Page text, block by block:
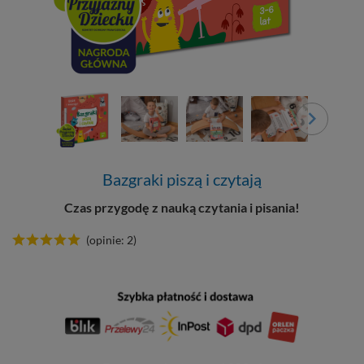
Bazgraki piszą i czytają
Czas przygodę z nauką czytania i pisania!
(opinie: 2)